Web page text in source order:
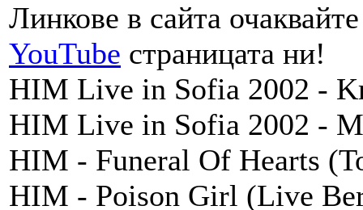
Линкове в сайта
YouTube страницата ни!
HIM Live in Sofia 2002 -
HIM Live in Sofia 2002 -
HIM - Funeral Of Hearts
HIM - Poison Girl (Live